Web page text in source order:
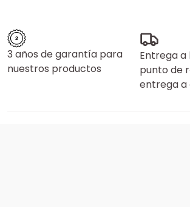
3 años de garantía para
nuestros productos
Entrega
punto de
entrega a